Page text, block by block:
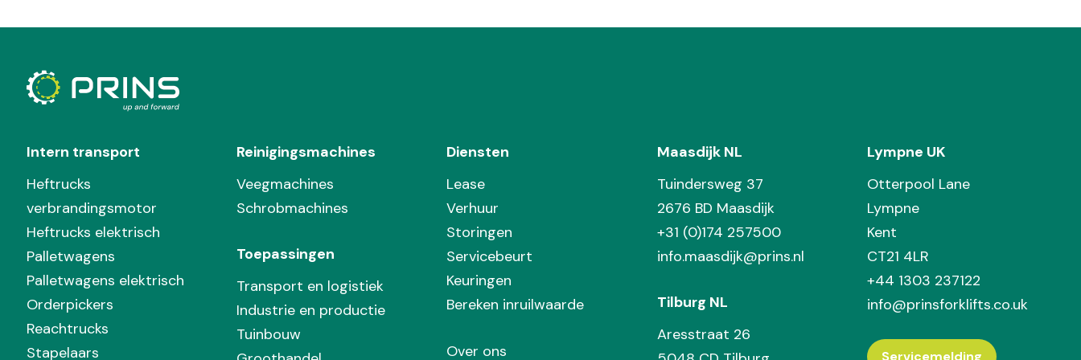
Intern transport
Heftrucks
verbrandingsmotor
Heftrucks elektrisch
Palletwagens
Palletwagens elektrisch
Orderpickers
Reachtrucks
Stapelaars
Reinigingsmachines
Veegmachines
Schrobmachines
Toepassingen
Transport en logistiek
Industrie en productie
Tuinbouw
Diensten
Lease
Verhuur
Storingen
Servicebeurt
Keuringen
Bereken inruilwaarde
Over ons
Maasdijk NL
Tuindersweg 37
2676 BD Maasdijk
+31 (0)174 257500
info.maasdijk@prins.nl
Tilburg NL
Aresstraat 26
Lympne UK
Otterpool Lane
Lympne
Kent
CT21 4LR
+44 1303 237122
info@prinsforklifts.co.uk
Servicemelding